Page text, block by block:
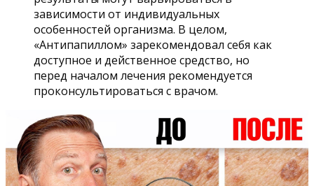
зависимости от индивидуальных
особенностей организма. В целом,
«Антипапиллом» зарекомендовал себя как
доступное и действенное средство, но
перед началом лечения рекомендуется
проконсультироваться с врачом.